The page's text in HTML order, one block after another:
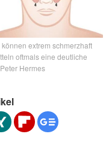
extrem schmerzhaft
oftmals eine deutliche
Hermes